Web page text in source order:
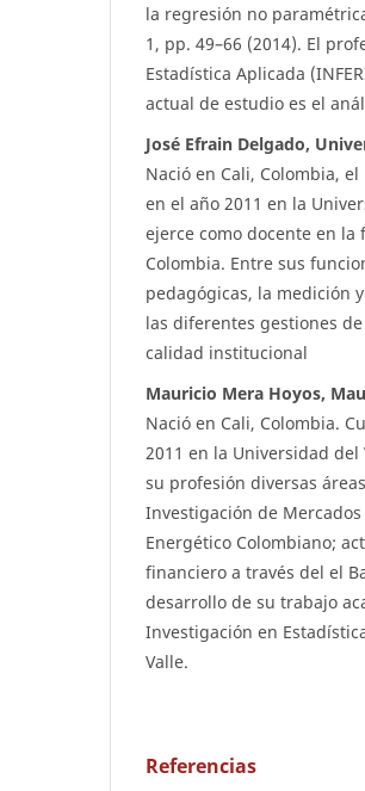
la regresión no
1, pp. 49–66 (2014). El
Estadística Aplicada
actual de estudio es el
José Efrain Delgado,
Nació en Cali, Colombia,
en el año 2011 en la
ejerce como docente en
Colombia. Entre sus
pedagógicas, la medición
las diferentes gestiones
calidad institucional
Mauricio Mera Hoyos,
Nació en Cali, Colombia.
2011 en la Universidad
su profesión diversas
Investigación de
Energético Colombiano;
financiero a través del el
desarrollo de su trabajo
Investigación en
Valle.
Referencias